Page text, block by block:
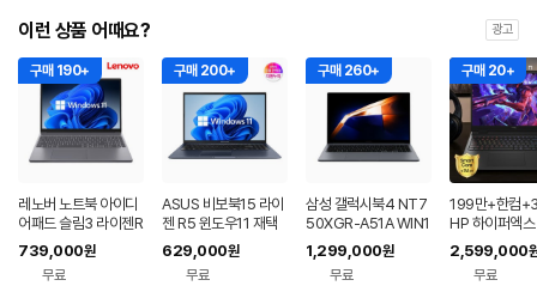
이런 상품 어때요? 광고
구매 190+
레노버 노트북 아이디
어패드 슬림3 라이젠R
5 8GB 256GB 윈도
우11
739,000원
무료
구매 200+
ASUS 비보북15 라이
젠 R5 윈도우11 재택
근무 싼 노트북
629,000원
무료
구매 260+
삼성 갤럭시북4 NT7
50XGR-A51A WIN1
1 FPP(버젼UP설치)
업무용 학생용 사무용
노트북 문스톤그레이
1,299,000원
무료
구매 20+
199만+한컴
HP 하이퍼엑스
6 AI7 450
0 게이밍 노트
2,599,000
무료